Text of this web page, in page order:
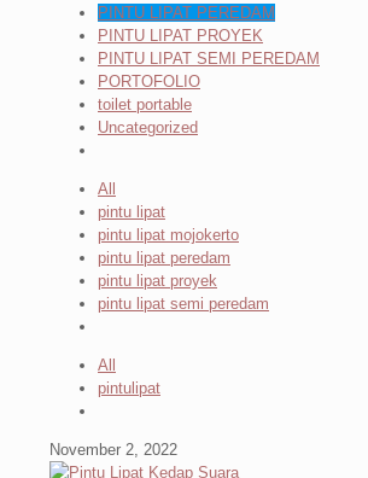
PINTU LIPAT PEREDAM
PINTU LIPAT PROYEK
PINTU LIPAT SEMI PEREDAM
PORTOFOLIO
toilet portable
Uncategorized
All
pintu lipat
pintu lipat mojokerto
pintu lipat peredam
pintu lipat proyek
pintu lipat semi peredam
All
pintulipat
November 2, 2022